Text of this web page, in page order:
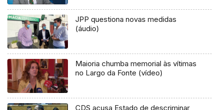
JPP questiona novas medidas
(áudio)
Maioria chumba memorial às vítimas
no Largo da Fonte (vídeo)
CDS acusa Estado de descriminar